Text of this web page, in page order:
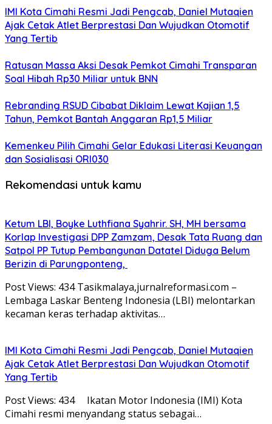
IMI Kota Cimahi Resmi Jadi Pengcab, Daniel Mutaqien
Ajak Cetak Atlet Berprestasi Dan Wujudkan Otomotif
Yang Tertib
Ratusan Massa Aksi Desak Pemkot Cimahi Transparan
Soal Hibah Rp30 Miliar untuk BNN
Rebranding RSUD Cibabat Diklaim Lewat Kajian 1,5
Tahun, Pemkot Bantah Anggaran Rp1,5 Miliar
Kemenkeu Pilih Cimahi Gelar Edukasi Literasi Keuangan
dan Sosialisasi ORI030
Rekomendasi untuk kamu
Ketum LBI, Boyke Luthfiana Syahrir. SH, MH bersama
Korlap Investigasi DPP Zamzam, Desak Tata Ruang dan
Satpol PP Tutup Pembangunan Datatel Diduga Belum
Berizin di Parungponteng,
Post Views: 434 Tasikmalaya,jurnalreformasi.com –
Lembaga Laskar Benteng Indonesia (LBI) melontarkan
kecaman keras terhadap aktivitas…
IMI Kota Cimahi Resmi Jadi Pengcab, Daniel Mutaqien
Ajak Cetak Atlet Berprestasi Dan Wujudkan Otomotif
Yang Tertib
Post Views: 434 Ikatan Motor Indonesia (IMI) Kota
Cimahi resmi menyandang status sebagai…